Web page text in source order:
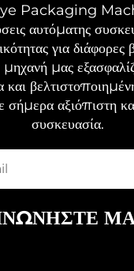
Packaging
αυτόματης
για διάφορες
μας
και
σήμερα αξιόπιστη
συσκευασία.